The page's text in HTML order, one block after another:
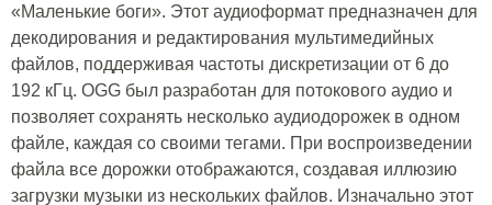
«Маленькие боги». Этот аудиоформат предназначен для
декодирования и редактирования мультимедийных
файлов, поддерживая частоты дискретизации от 6 до
192 кГц. OGG был разработан для потокового аудио и
позволяет сохранять несколько аудиодорожек в одном
файле, каждая со своими тегами. При воспроизведении
файла все дорожки отображаются, создавая иллюзию
загрузки музыки из нескольких файлов. Изначально этот